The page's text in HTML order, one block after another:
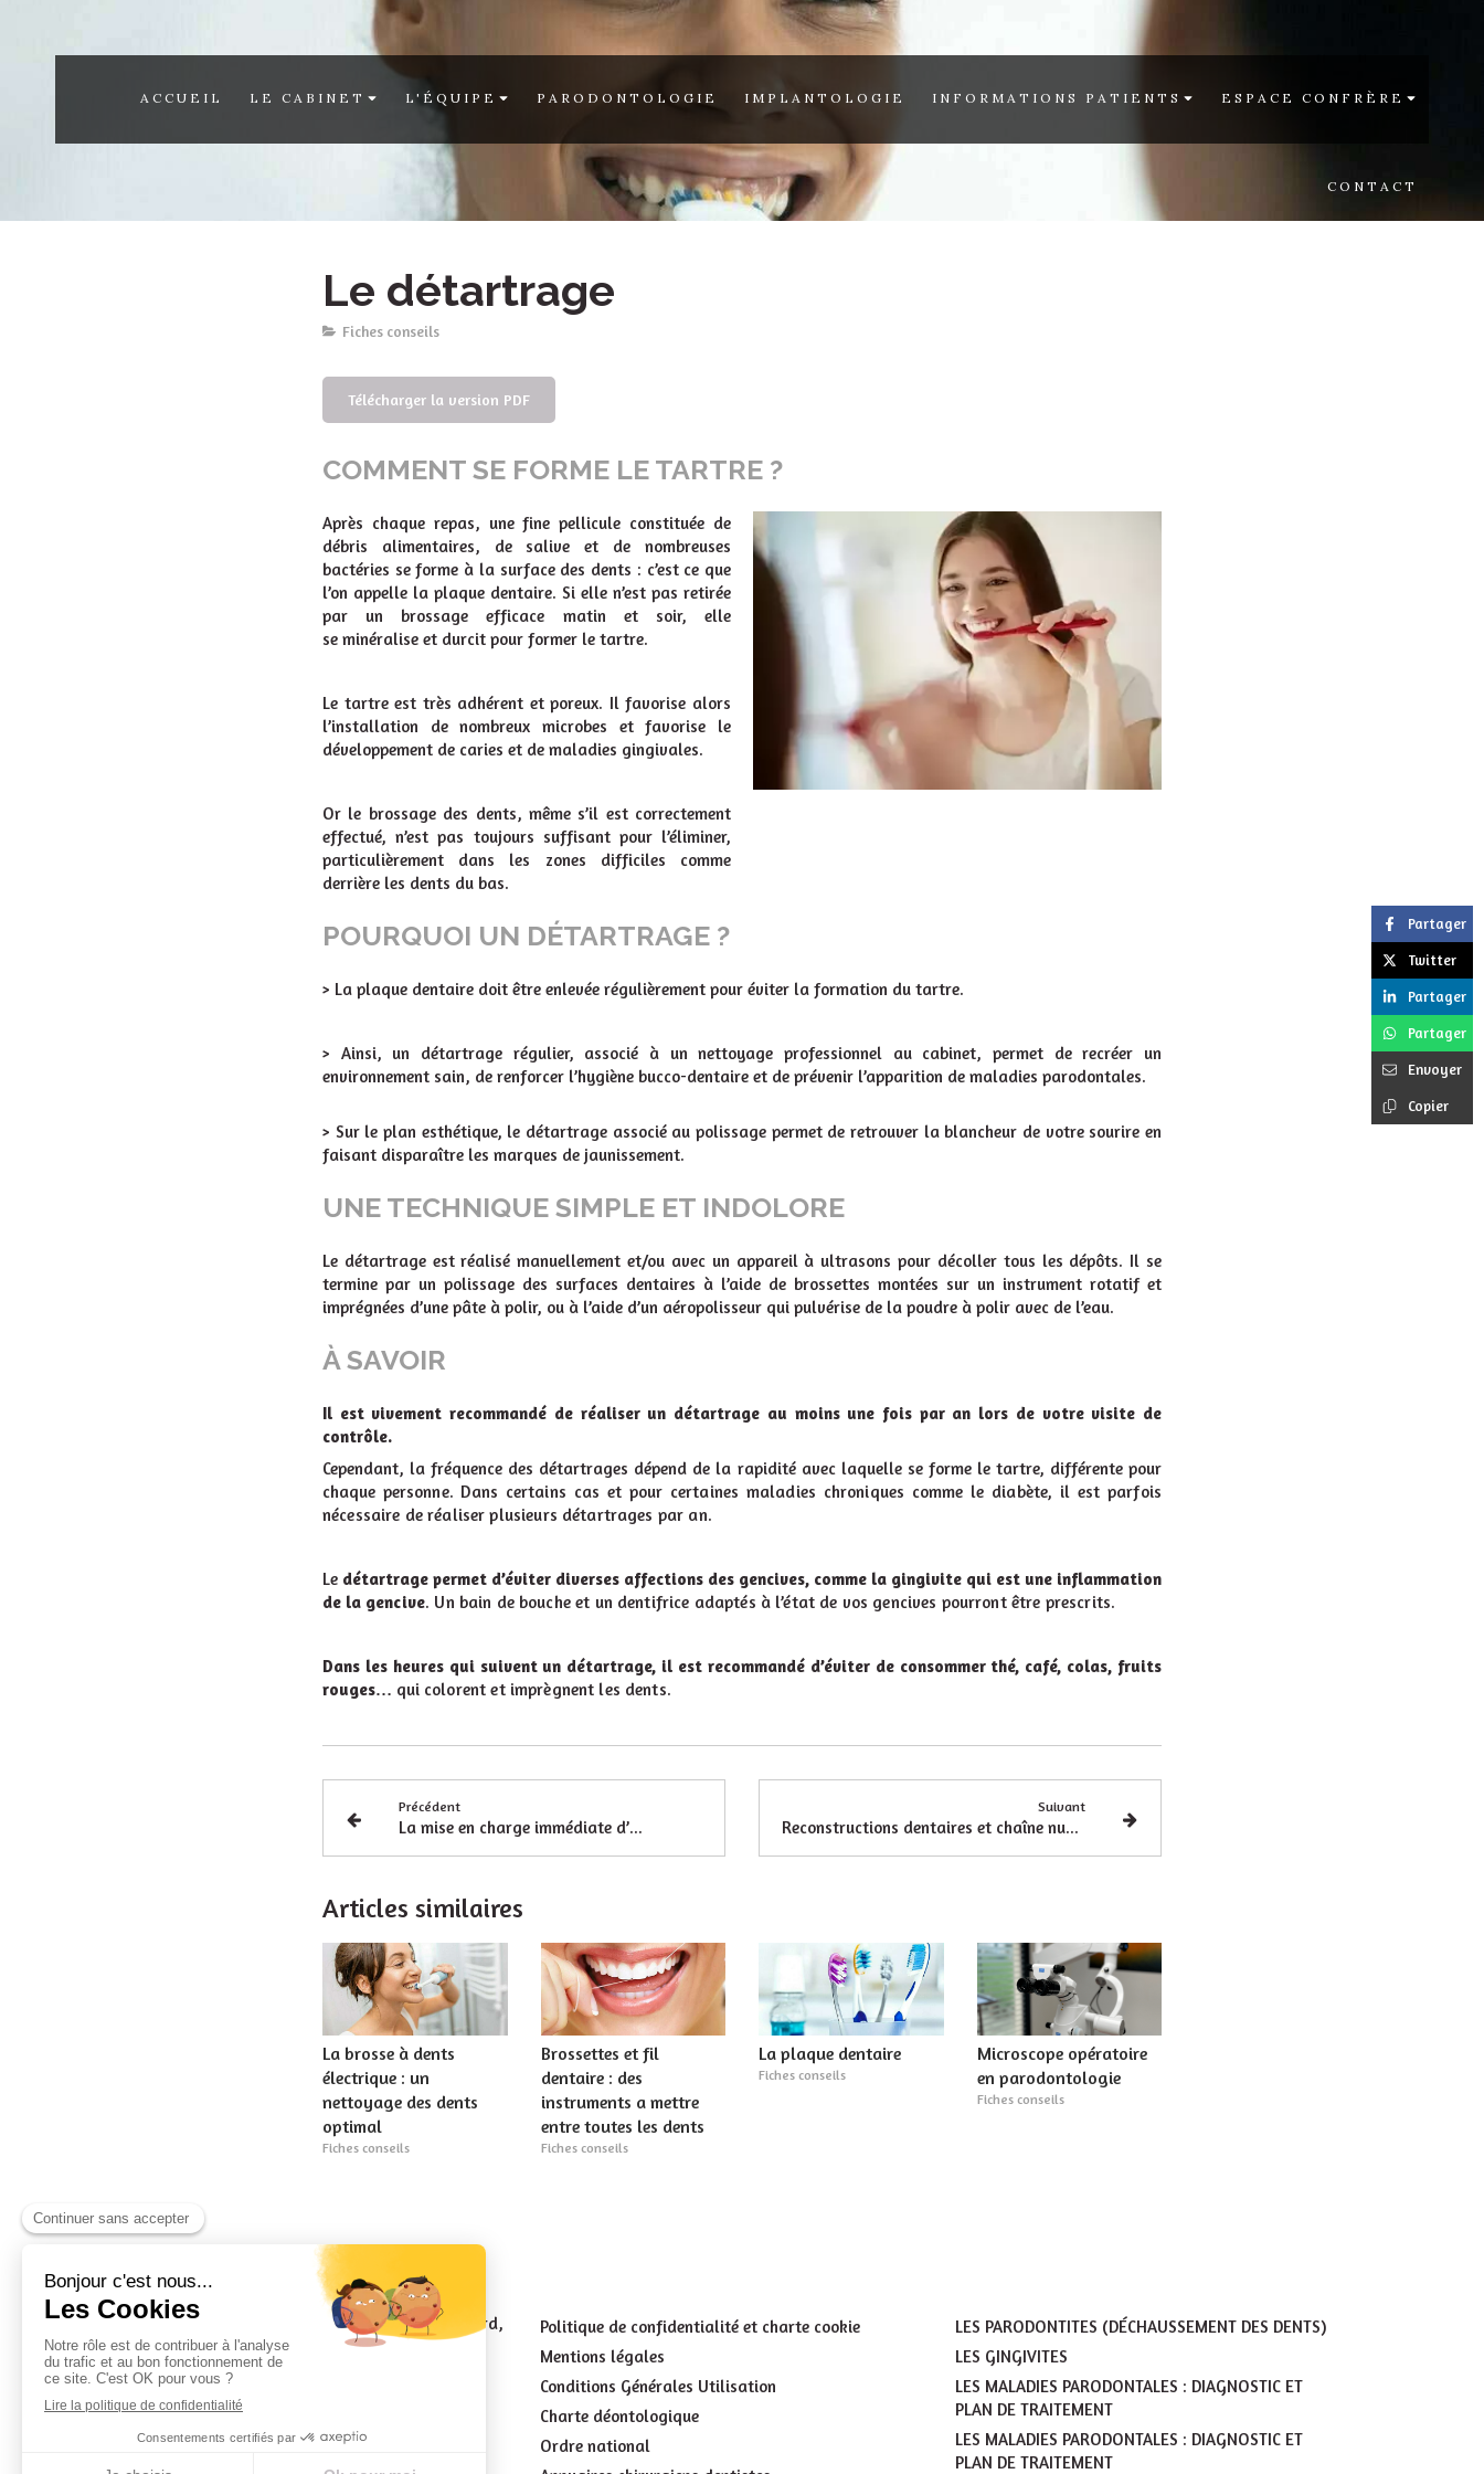
ACCUEIL LE CABINET L'ÉQUIPE PARODONTOLOGIE IMPLANTOLOGIE INFORMATIONS PATIENTS ESPACE CONFRÈRE
CONTACT
Le détartrage
Fiches conseils
Télécharger la version PDF
COMMENT SE FORME LE TARTRE ?
Après chaque repas, une fine pellicule constituée de
débris alimentaires, de salive et de nombreuses
bactéries se forme à la surface des dents : c’est ce que
l’on appelle la plaque dentaire. Si elle n’est pas retirée
par un brossage efficace matin et soir, elle
se minéralise et durcit pour former le tartre.
Le tartre est très adhérent et poreux. Il favorise alors
l’installation de nombreux microbes et favorise le
développement de caries et de maladies gingivales.
Or le brossage des dents, même s’il est correctement
effectué, n’est pas toujours suffisant pour l’éliminer,
particulièrement dans les zones difficiles comme
derrière les dents du bas.
POURQUOI UN DÉTARTRAGE ?
> La plaque dentaire doit être enlevée régulièrement pour éviter la formation du tartre.
> Ainsi, un détartrage régulier, associé à un nettoyage professionnel au cabinet, permet de recréer un
environnement sain, de renforcer l’hygiène bucco-dentaire et de prévenir l’apparition de maladies parodontales.
> Sur le plan esthétique, le détartrage associé au polissage permet de retrouver la blancheur de votre sourire en
faisant disparaître les marques de jaunissement.
UNE TECHNIQUE SIMPLE ET INDOLORE
Le détartrage est réalisé manuellement et/ou avec un appareil à ultrasons pour décoller tous les dépôts. Il se
termine par un polissage des surfaces dentaires à l’aide de brossettes montées sur un instrument rotatif et
imprégnées d’une pâte à polir, ou à l’aide d’un aéropolisseur qui pulvérise de la poudre à polir avec de l’eau.
À SAVOIR
Il est vivement recommandé de réaliser un détartrage au moins une fois par an lors de votre visite de
contrôle.
Cependant, la fréquence des détartrages dépend de la rapidité avec laquelle se forme le tartre, différente pour
chaque personne. Dans certains cas et pour certaines maladies chroniques comme le diabète, il est parfois
nécessaire de réaliserplusieurs détartrages par an.
Le détartrage permet d’éviter diverses affections des gencives, comme la gingivite qui est une inflammation
de la gencive. Un bain de bouche et un dentifrice adaptés à l’état de vos gencives pourront être prescrits.
Dans les heures qui suivent un détartrage, il est recommandé d’éviter de consommer thé, café, colas, fruits
rouges… qui colorent et imprègnent les dents.
Précédent
La mise en charge immédiate d’une prothèse sur un implant (mci)
Suivant
Reconstructions dentaires et chaîne numérique
Articles similaires
La brosse à dents
électrique : un
nettoyage des dents
optimal
Fiches conseils
Brossettes et fil
dentaire : des
instruments a mettre
entre toutes les dents
Fiches conseils
La plaque dentaire
Fiches conseils
Microscope opératoire
en parodontologie
Fiches conseils
Partager
Twitter
Partager
Partager
Envoyer
Copier
Cabinet de chirurgie dentaire des Drs Gouard,
Geurin et Limam-Le Mans
72000
+33 2 72 88 11 11
Politique de confidentialité et charte cookie
Mentions légales
Conditions Générales Utilisation
Charte déontologique
Ordre national
LES PARODONTITES (DÉCHAUSSEMENT DES DENTS)
LES GINGIVITES
LES MALADIES PARODONTALES : DIAGNOSTIC ET
PLAN DE TRAITEMENT
LES MALADIES PARODONTALES : DIAGNOSTIC ET
PLAN DE TRAITEMENT